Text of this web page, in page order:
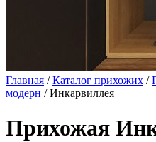
Главная /Каталог прихожих /
модерн / Инкарвиллея
Прихожая